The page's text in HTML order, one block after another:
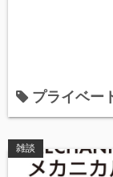
プライベー
雑談